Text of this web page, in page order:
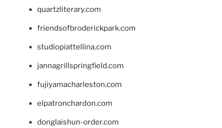
quartzliterary.com
friendsofbroderickpark.com
studiopiattellina.com
jannagrillspringfield.com
fujiyamacharleston.com
elpatronchardon.com
donglaishun-order.com